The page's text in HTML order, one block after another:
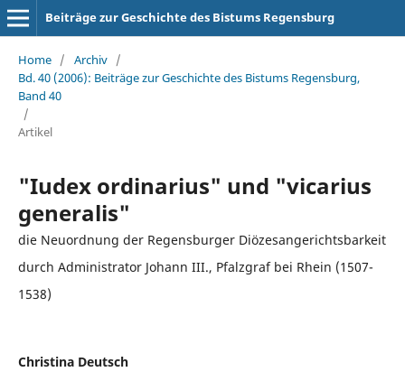
Beiträge zur Geschichte des Bistums Regensburg
Home / Archiv /
Bd. 40 (2006): Beiträge zur Geschichte des Bistums Regensburg,
Band 40
/
Artikel
"Iudex ordinarius" und "vicarius
generalis"
die Neuordnung der Regensburger Diözesangerichtsbarkeit
durch Administrator Johann III., Pfalzgraf bei Rhein (1507-
1538)
Christina Deutsch